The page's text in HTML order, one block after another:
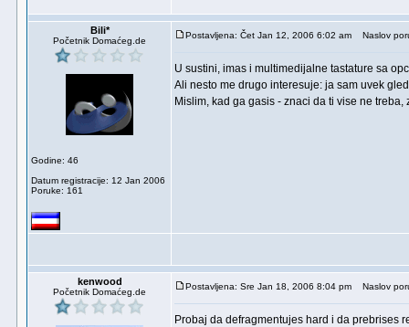
Bili*
Početnik Domaćeg.de
Godine: 46
Datum registracije: 12 Jan 2006
Poruke: 161
Postavljena: Čet Jan 12, 2006 6:02 am Naslov
U sustini, imas i multimedijalne tastature sa
Ali nesto me drugo interesuje: ja sam uvek
Mislim, kad ga gasis - znaci da ti vise ne treba,
kenwood
Početnik Domaćeg.de
Postavljena: Sre Jan 18, 2006 8:04 pm Naslov
Probaj da defragmentujes hard i da prebrises